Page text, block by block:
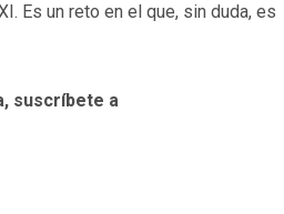
Es un reto en el que, sin duda, es
suscríbete a